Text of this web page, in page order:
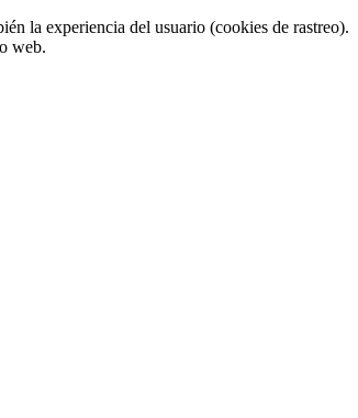
la experiencia del usuario (cookies de rastreo).
web.